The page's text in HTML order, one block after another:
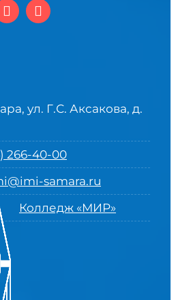
ул. Г.С. Аксакова, д.
266-40-00
samara.ru
Колледж «МИР»